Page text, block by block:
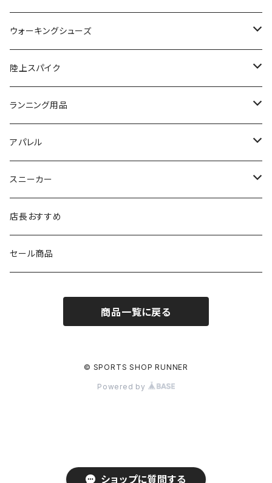
ショップに質問する
NISHI（ニシ）
FOOTMAX（フットマックス）
SIDAS（シダス）
MIZUNO（ミズノ）
THE NORTH FACE
SPRINTS
VIKING（ヴィーキング）
HYBEX（ハイベックス）
asics
adidas
THE NORTH FACE
adidas
asics
YONEX
MIZUNO
new balance
PUMA
HYBEX
On
VIKING
ウォーキングシューズ
YONEX
On
VIKING
陸上スパイク
asics
adidas
MIZUNO
ランニング用品
インソール
シダス
ソックス
FOOTMAX
NISHI
ポーチ
SAYSKY
キャップ
アパレル
SAYSKY
THE NORTH FACE
スニーカー
THE NORTH FACE
店長おすすめ
セール商品
商品一覧に戻る
© SPORTS SHOP RUNNER
Powered by